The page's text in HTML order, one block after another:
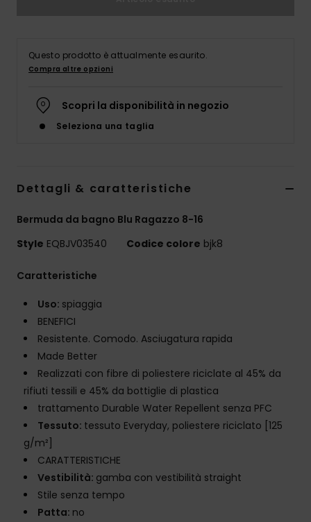
Questo prodotto è attualmente esaurito.
Compra altre opzioni
Scopri la disponibilità in negozio
Seleziona una taglia
Dettagli & caratteristiche
Bermuda da bagno Blu Ragazzo 8-16
Style EQBJV03540 Codice colore bjk8
Caratteristiche
Uso: spiaggia
BENEFICI
Resistente. Comodo. Asciugatura rapida
Made Better
Realizzati con fibre di poliestere riciclate al 45% da
rifiuti tessili e 45% da bottiglie di plastica
trattamento Durable Water Repellent senza PFC
Tessuto: tessuto Everyday, poliestere riciclato [125
g/m²]
CARATTERISTICHE
Vestibilità: gamba con vestibilità straight
Stile senza tempo
Patta: no